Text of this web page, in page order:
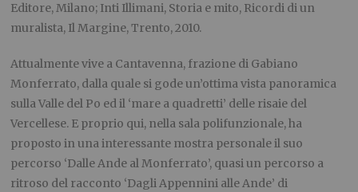
Editore, Milano; Inti Illimani, Storia e mito, Ricordi di un
muralista, Il Margine, Trento, 2010.
Attualmente vive a Cantavenna, frazione di Gabiano
Monferrato, dalla quale si gode un’ottima vista panoramica
sulla Valle del Po ed il ‘mare a quadretti’ delle risaie del
Vercellese. E proprio qui, nella sala polifunzionale, ha
proposto in una interessante mostra personale il suo
percorso ‘Dalle Ande al Monferrato’, quasi un percorso a
ritroso del racconto ‘Dagli Appennini alle Ande’ di